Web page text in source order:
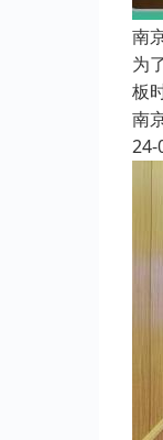
南
为
板
南
24-